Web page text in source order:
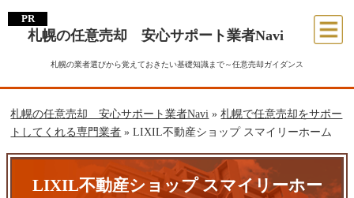
札幌の任意売却 安心サポート業者Navi
札幌の業者選びから覚えておきたい基礎知識まで～任意売却ガイダンス
札幌の任意売却 安心サポート業者Navi »札幌で任意売却をサポー
トしてくれる専門業者 »LIXIL不動産ショップ スマイリーホーム
LIXIL不動産ショップ スマイリーホー